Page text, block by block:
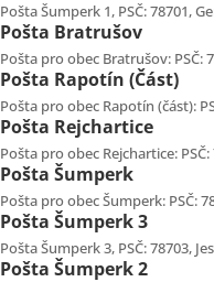
Pošta Šumperk 1, PSČ: 78701,
Pošta Bratrušov
Pošta pro obec Bratrušov: PSČ:
Pošta Rapotín (část)
Pošta pro obec Rapotín (část):
Pošta Rejchartice
Pošta pro obec Rejchartice:
Pošta Šumperk
Pošta pro obec Šumperk: PSČ:
Pošta Šumperk 3
Pošta Šumperk 3, PSČ: 78703,
Pošta Šumperk 2